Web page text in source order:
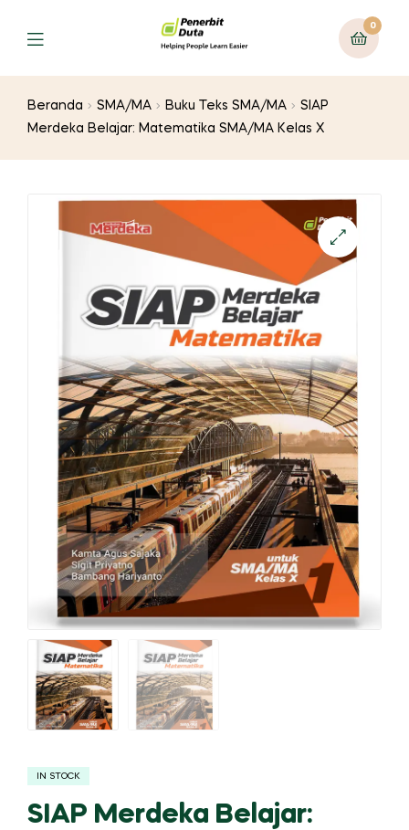
Menu
0
Beranda SMA/MA Buku Teks SMA/MA
SIAP
Merdeka Belajar: Matematika SMA/MA Kelas X
IN STOCK
SIAP Merdeka Belajar: